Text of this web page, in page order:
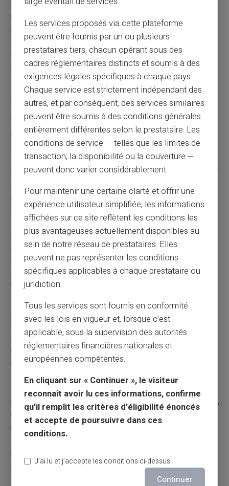
ce service au nom de la rentabilité, l'espace se libère
pour des acteurs qui en font, eux, le cœur de leur
proposition. C'est un repositionnement du marché
autant qu'un changement d'usage : les utilisateurs du
cash ne disparaissent pas, ils changent simplement
d'opérateur.
CardVeritas : une approche assumée du
rechargement par espèces
ChezCardVeritas, lerechargement par espècesn'est
pas une fonctionnalité périphérique appelée à être
supprimée au gré des ajustements de marge. C'est un
pilier de l'offre , conçu pour des utilisateurs qui veulent
garder la maîtrise de leur budget, payer sans exposer leur
compte bancaire principal, ou disposer d'un moyen de
paiement utilisable immédiatement, sans dépendre d'un
virement entrant.
Soyons clairs : les mêmes contraintes opérationnelles
s'appliquent à CardVeritas. Le même décalage entre le
crédit client et la remontée des fonds, les mêmes
obligations de conformité, la même rentabilité faible
voire négative sur ce canal. La différence n'est pas dans
la nature des contraintes, elle est dans la philosophie
d'entreprise. CardVeritas est d'abord construit autour du
service rendu au client, pas autour de la maximisation
de la marge sur chaque transaction. Un service peu
rentable mais essentiel pour une partie des clients reste
un service essentiel – et reste donc maintenu.
Mastercard de débit CardVeritass'inscrit
précisément dans cette logique : une carte rechargeable,
utilisable partout où Mastercard est acceptée, pensée
pour les usages où le cash a encore toute sa place. Là
où Revolut choisit la voie de la banque pleinement
numérique, CardVeritas assume une approche
complémentaire :servir les utilisateurs là où les
néobanques se retirent
Les services proposés via cette plateforme
peuvent être fournis par un ou plusieurs
prestataires tiers, chacun opérant sous des
cadres réglementaires distincts et soumis à des
exigences légales spécifiques à chaque pays.
Chaque service est strictement indépendant des
autres, et par conséquent, des services similaires
peuvent être soumis à des conditions générales
entièrement différentes selon le prestataire. Les
conditions de service — telles que les limites de
transaction, la disponibilité ou la couverture —
peuvent donc varier considérablement.
Pour maintenir une certaine clarté et offrir une
expérience utilisateur simplifiée, les informations
affichées sur ce site reflètent les conditions les
plus avantageuses actuellement disponibles au
sein de notre réseau de prestataires. Elles
peuvent ne pas représenter les conditions
spécifiques applicables à chaque prestataire ou
juridiction.
Tous les services sont fournis en conformité
avec les lois en vigueur et, lorsque c’est
applicable, sous la supervision des autorités
réglementaires financières nationales et
européennes compétentes.
En cliquant sur « Continuer », le visiteur
reconnaît avoir lu ces informations, confirme
qu’il remplit les critères d’éligibilité énoncés
et accepte de poursuivre dans ces
conditions.
J’ai lu et j’accepte les conditions ci-dessus.
Continuer